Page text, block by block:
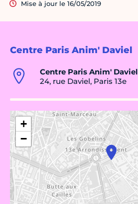
Centre Paris Anim' Daviel
Centre Paris Anim' Daviel
24, rue Daviel, Paris 13e
+
−
Mise à jour le 16/05/2019